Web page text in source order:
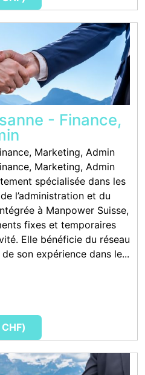
- Finance,
Marketing, Admin
Marketing, Admin
spécialisée dans les
l’administration et du
à Manpower Suisse,
fixes et temporaires
Elle bénéficie du réseau
son expérience dans le...